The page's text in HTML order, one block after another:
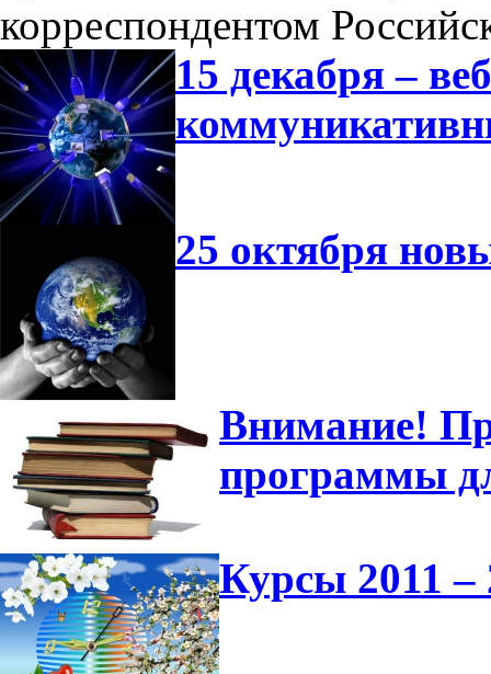
корреспондентом
15 декабря –
25 октября
Внимание!
программы
Курсы 2011 –